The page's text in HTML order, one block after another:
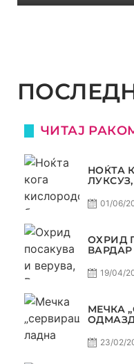
ЧИТАЈ
НОЌТА
01/06/
ОХРИД
19/04/
МЕЧКА
23/02/